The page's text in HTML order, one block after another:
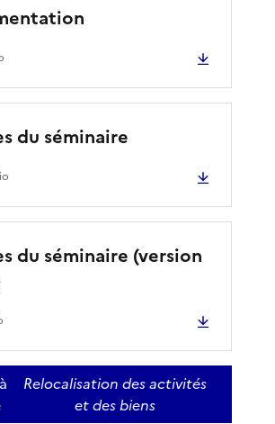
du séminaire
du séminaire (version
Relocalisation des activités
et des biens